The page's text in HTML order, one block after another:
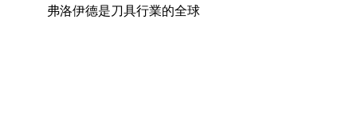
弗洛伊德是刀具行業的全球